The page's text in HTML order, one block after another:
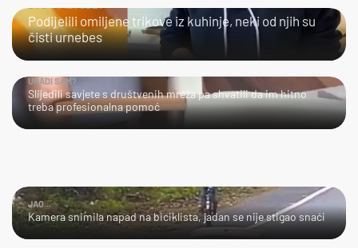
Podijelili omiljene trikove iz kuhinje, neki od njih su
čisti urnebes
URADI SAM?
Slijedili savjete s društvenih mreža pa shvatili da im hitno
treba profesionalna pomoć
JAO...
Kamera snimila napad na biciklista, jadan se nije stigao snaći